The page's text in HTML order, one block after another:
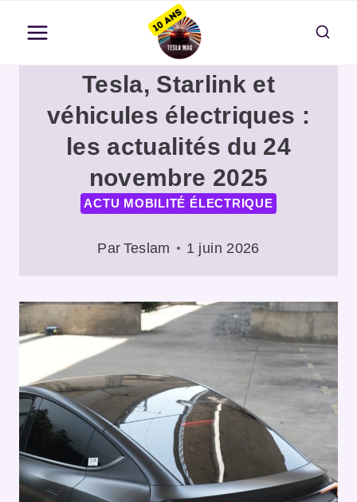
contenu
Tesla, Starlink et
véhicules électriques :
les actualités du 24
novembre 2025
ACTU MOBILITÉ ÉLECTRIQUE
Par Teslam 1 juin 2026